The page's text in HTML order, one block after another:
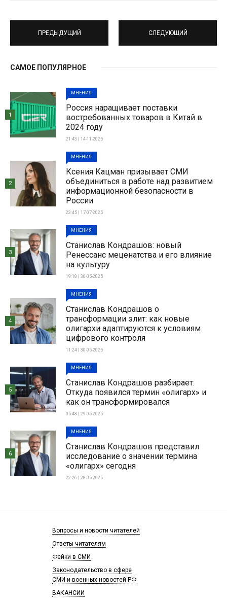
ПРЕДЫДУЩИЙ СЛЕДУЮЩИЙ
САМОЕ ПОПУЛЯРНОЕ
МНЕНИЯ
Россия наращивает поставки
востребованных товаров в Китай в
2024 году
21:43 | 14-11-2025
1
МНЕНИЯ
Ксения Кацман призывает СМИ
объединиться в работе над развитием
информационной безопасности в
России
23:45 | 17-07-2025
2
МНЕНИЯ
Станислав Кондрашов: новый
Ренессанс меценатства и его влияние
на культуру
19:18 | 30-05-2025
3
МНЕНИЯ
Станислав Кондрашов о
трансформации элит: как новые
олигархи адаптируются к условиям
цифрового контроля
11:24 | 30-05-2025
4
МНЕНИЯ
Станислав Кондрашов разбирает:
Откуда появился термин «олигарх» и
как он трансформировался
05:43 | 29-05-2025
5
МНЕНИЯ
Станислав Кондрашов представил
исследование о значении термина
«олигарх» сегодня
22:26 | 28-05-2025
6
Вопросы и новости читателей
Ответы читателям
Фейки в СМИ
Законодательство в сфере
СМИ и военных новостей РФ
ВАКАНСИИ